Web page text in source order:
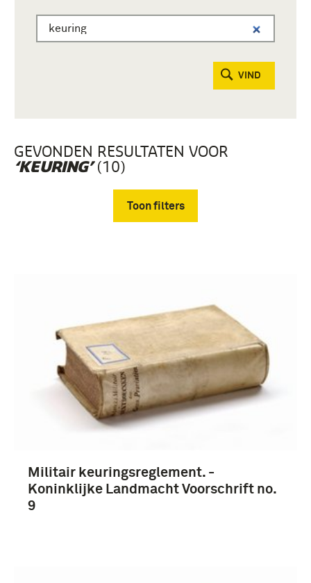
VIND
GEVONDEN RESULTATEN VOOR
‘KEURING’(10)
Toon filters
boek (8)
Militair keuringsreglement. -
Koninklijke Landmacht Voorschrift no.
9